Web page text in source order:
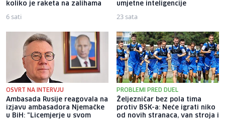
koliko je raketa na zalihama
6 sati
umjetne inteligencije
23 sata
OSVRT NA INTERVJU
Ambasada Rusije reagovala na
izjavu ambasadora Njemačke
u BiH: "Licemjerje u svom
PROBLEMI PRED DUEL
Željezničar bez pola tima
protiv BSK-a: Neće igrati niko
od novih stranaca, van stroja i